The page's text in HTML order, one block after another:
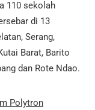
110 sekolah
di 13
Serang,
Barat, Barito
dan Rote Ndao.
Polytron